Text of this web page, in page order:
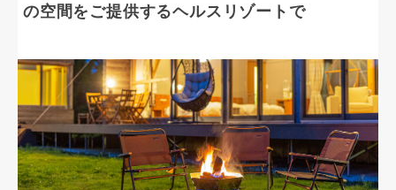
の空間をご提供するヘルスリゾートで